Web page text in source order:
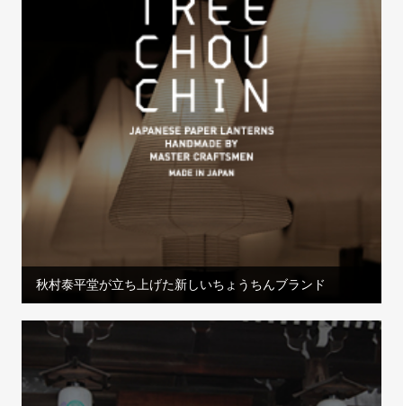
秋村泰平堂が立ち上げた新しいちょうちんブランド